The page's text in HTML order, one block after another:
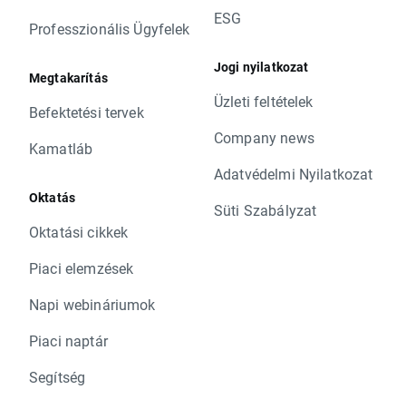
Professzionális Ügyfelek
Megtakarítás
Befektetési tervek
Kamatláb
Oktatás
Oktatási cikkek
Piaci elemzések
Napi webináriumok
Piaci naptár
Segítség
ESG
Jogi nyilatkozat
Üzleti feltételek
Company news
Adatvédelmi Nyilatkozat
Süti Szabályzat